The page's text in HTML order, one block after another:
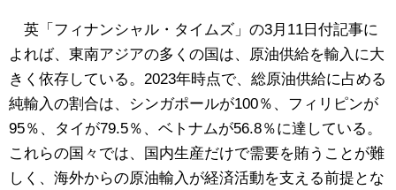
英「フィナンシャル・タイムズ」の3月11日付記事に
よれば、東南アジアの多くの国は、原油供給を輸入に大
きく依存している。2023年時点で、総原油供給に占める
純輸入の割合は、シンガポールが100％、フィリピンが
95％、タイが79.5％、ベトナムが56.8％に達している。
これらの国々では、国内生産だけで需要を賄うことが難
しく、海外からの原油輸入が経済活動を支える前提とな